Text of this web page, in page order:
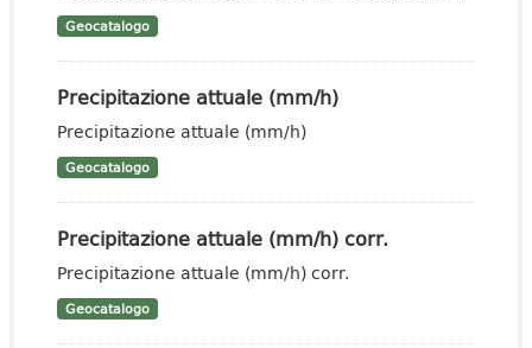
Geocatalogo
Precipitazione attuale (mm/h)
Precipitazione attuale (mm/h)
Geocatalogo
Precipitazione attuale (mm/h) corr.
Precipitazione attuale (mm/h) corr.
Geocatalogo